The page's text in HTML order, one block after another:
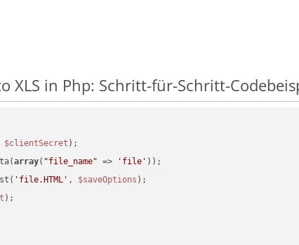
XLS in Php: Schritt-für-Schritt-
$clientSecret
array( "file_name" => 'file'
'file.HTML' , $saveOptions
);